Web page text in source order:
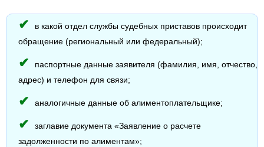
в какой отдел службы судебных приставов происходит
обращение (региональный или федеральный);
паспортные данные заявителя (фамилия, имя, отчество,
адрес) и телефон для связи;
аналогичные данные об алиментоплательщике;
заглавие документа «Заявление о расчете
задолженности по алиментам»;